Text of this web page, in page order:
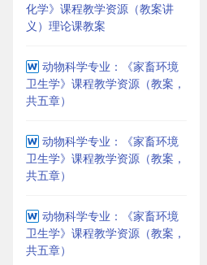
化学》课程教学资源（教案讲
义）理论课教案
动物科学专业：《家畜环境
卫生学》课程教学资源（教案，
共五章）
动物科学专业：《家畜环境
卫生学》课程教学资源（教案，
共五章）
动物科学专业：《家畜环境
卫生学》课程教学资源（教案，
共五章）